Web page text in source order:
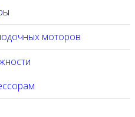
моторов